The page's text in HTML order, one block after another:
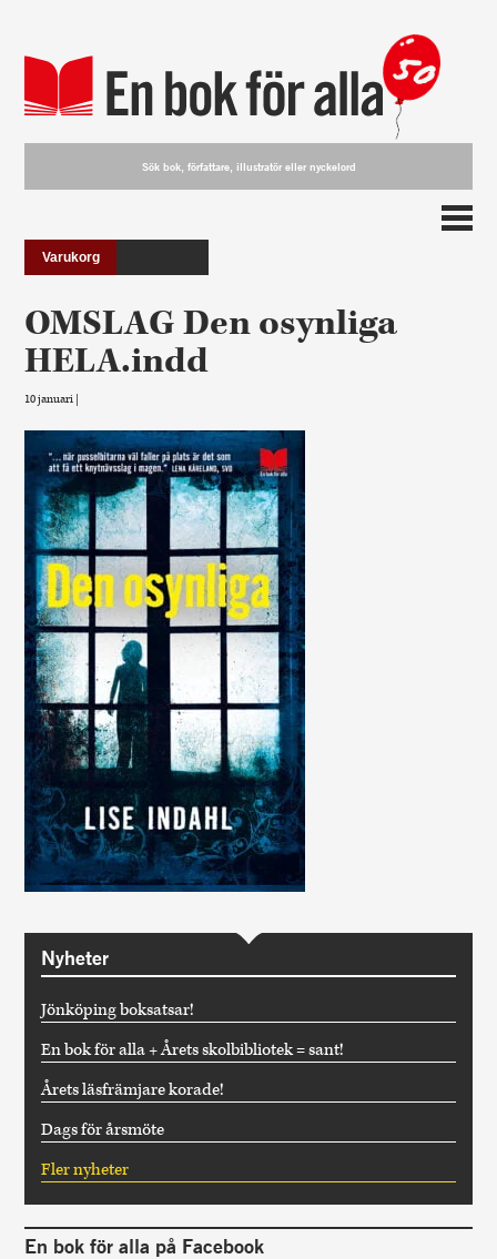
Varukorg
OMSLAG Den osynliga
HELA.indd
10 januari |
Nyheter
Jönköping boksatsar!
En bok för alla + Årets skolbibliotek = sant!
Årets läsfrämjare korade!
Dags för årsmöte
Fler nyheter
En bok för alla på Facebook